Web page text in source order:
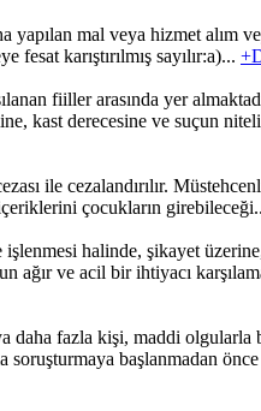
mal veya hizmet alım
karıştırılmış sayılır:a)...
fiiller arasında yer
kast derecesine ve suçun
ile cezalandırılır.
çocukların
işlenmesi halinde, şikayet
ağır ve acil bir ihtiyacı
daha fazla kişi, maddi olgularla
soruşturmaya başlanmadan